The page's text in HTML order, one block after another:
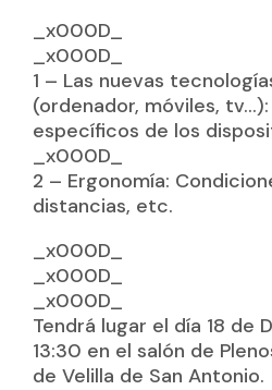
_x000D_
_x000D_
1 – Las nuevas
(ordenador, móviles,
específicos de los
_x000D_
2 – Ergonomía:
distancias, etc.
_x000D_
_x000D_
_x000D_
Tendrá lugar el día 18 de
13:30 en el salón de
de Velilla de San Antonio.